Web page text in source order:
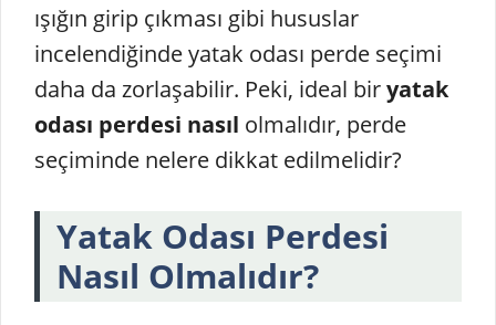
ışığın girip çıkması gibi hususlar
incelendiğinde yatak odası perde seçimi
daha da zorlaşabilir. Peki, ideal biryatak
odası perdesi nasıl olmalıdır, perde
seçiminde nelere dikkat edilmelidir?
Yatak Odası Perdesi
Nasıl Olmalıdır?